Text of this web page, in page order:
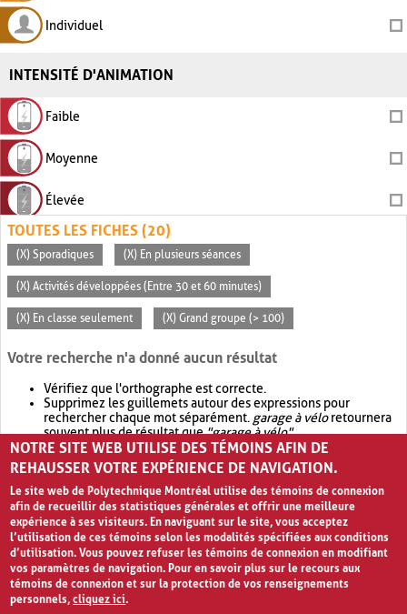
Individuel
INTENSITÉ D'ANIMATION
Faible
Moyenne
Élevée
TOUTES LES FICHES (20)
(X) Sporadiques (X) En plusieurs séances
(X) Activités développées (Entre 30 et 60 minutes)
(X) En classe seulement (X) Grand groupe (> 100)
Votre recherche n'a donné aucun résultat
Vérifiez que l'orthographe est correcte.
Supprimez les guillemets autour des expressions pour
rechercher chaque mot séparément. garage à véloretournera
souvent plus de résultat que"garage à vélo".
Envisagez d'élargir votre recherche avec OR.garage OR vélo
retournera souvent plus de résultat quegarage à vélo
NOTRE SITE WEB UTILISE DES TÉMOINS AFIN DE
REHAUSSER VOTRE EXPÉRIENCE DE NAVIGATION.
Le site web de Polytechnique Montréal utilise des témoins de connexion
afin de recueillir des statistiques générales et offrir une meilleure
expérience à ses visiteurs. En naviguant sur le site, vous acceptez
l’utilisation de ces témoins selon les modalités spécifiées aux conditions
d’utilisation. Vous pouvez refuser les témoins de connexion en modifiant
vos paramètres de navigation. Pour en savoir plus sur le recours aux
témoins de connexion et sur la protection de vos renseignements
personnels,cliquez ici.